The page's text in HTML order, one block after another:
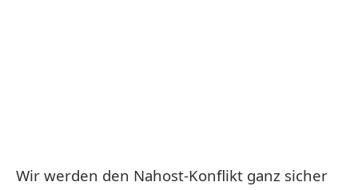
Wir werden den Nahost-Konflikt ganz sicher